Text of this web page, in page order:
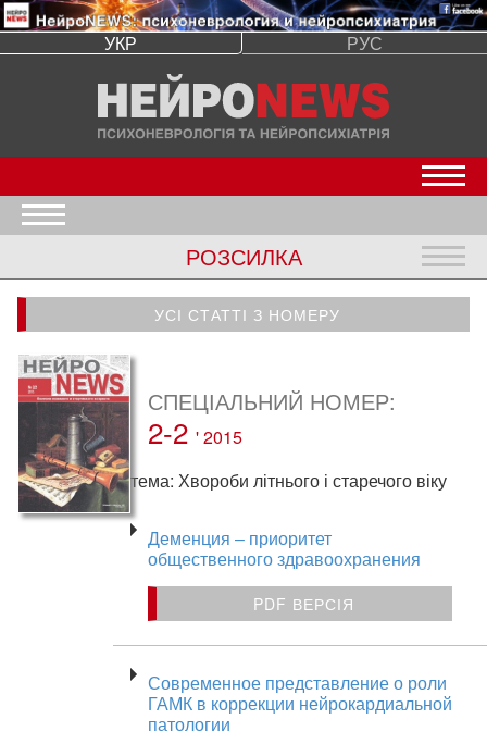
УКР РУС
РОЗСИЛКА
УСІ СТАТТІ З НОМЕРУ
СПЕЦІАЛЬНИЙ НОМЕР:
2-2 ' 2015
тема: Хвороби літнього і старечого віку
Деменция – приоритет
общественного здравоохранения
PDF ВЕРСІЯ
Современное представление о роли
ГАМК в коррекции нейрокардиальной
патологии